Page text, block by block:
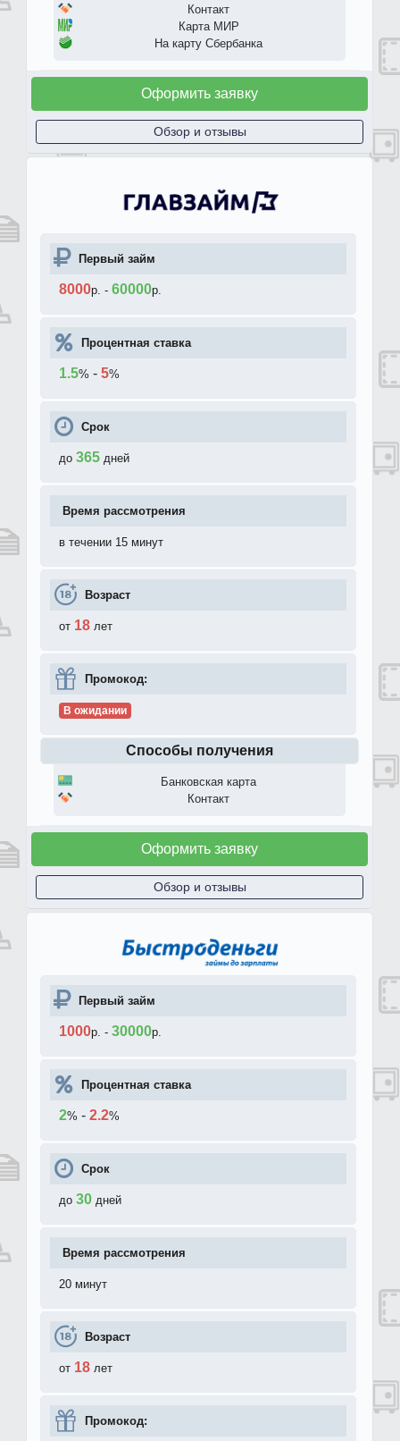
Контакт
Карта МИР
На карту Сбербанка
Оформить заявку
Обзор и отзывы
Первый займ
8000р. - 60000р.
Процентная ставка
1.5% - 5%
Срок
до 365 дней
Время рассмотрения
в течении 15 минут
Возраст
от 18 лет
Промокод:
В ожидании
Способы получения
Банковская карта
Контакт
Оформить заявку
Обзор и отзывы
Первый займ
1000р. - 30000р.
Процентная ставка
2% - 2.2%
Срок
до 30 дней
Время рассмотрения
20 минут
Возраст
от 18 лет
Промокод: